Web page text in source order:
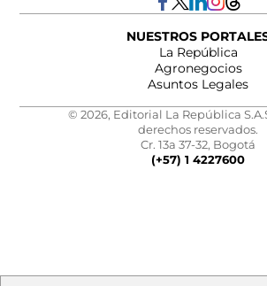
NUESTROS
La República
Agronegocios
Asuntos Legales
© 2026, Editorial La República
derechos reservados.
Cr. 13a 37-32, Bogotá
(+57) 1 4227600